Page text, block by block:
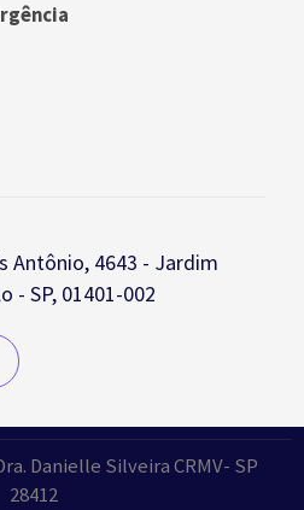
Antônio, 4643 - Jardim
- SP, 01401-002
Danielle Silveira CRMV- SP
28412